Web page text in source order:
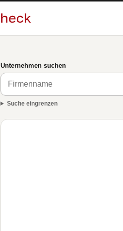
Unternehmen suchen
Suche eingrenzen